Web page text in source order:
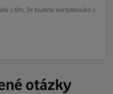
s tím, že budete kontaktováni s
otázky